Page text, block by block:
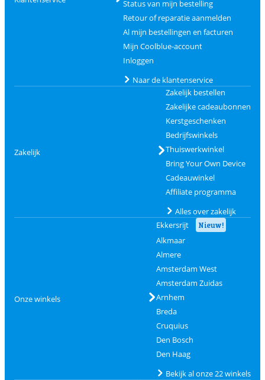
Status van mijn bestelling
Retour of reparatie aanmelden
Al mijn bestellingen en facturen
Mijn Coolblue-account
Inloggen
Naar de klantenservice
Zakelijk
Zakelijk bestellen
Zakelijke cadeaubonnen
Kerstgeschenken
Bedrijfswinkels
Thuiswerkwinkel
Bring Your Own Device
Cadeauwinkel
Affiliate programma
Alles over zakelijk
Onze winkels
Ekkersrijt Nieuw!
Alkmaar
Almere
Amsterdam West
Amsterdam Zuidas
Arnhem
Breda
Cruquius
Den Bosch
Den Haag
Bekijk al onze 22 winkels